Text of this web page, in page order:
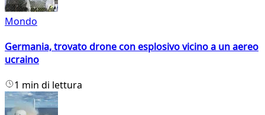
Mondo
Germania, trovato drone con esplosivo vicino a un aereo
ucraino
1 min di lettura